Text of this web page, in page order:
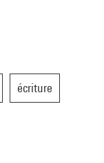
écriture